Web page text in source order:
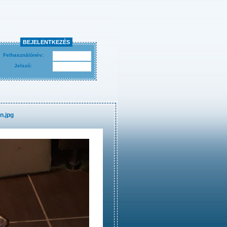
BEJELENTKEZÉS
Felhasználónév:
Jelszó: